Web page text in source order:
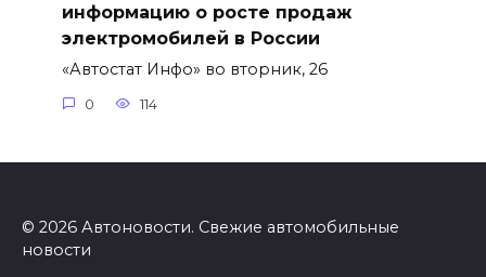
информацию о росте продаж
электромобилей в России
«Автостат Инфо» во вторник, 26
0 114
© 2026 Автоновости. Свежие автомобильные
новости